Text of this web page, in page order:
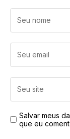
Salvar meus
que eu